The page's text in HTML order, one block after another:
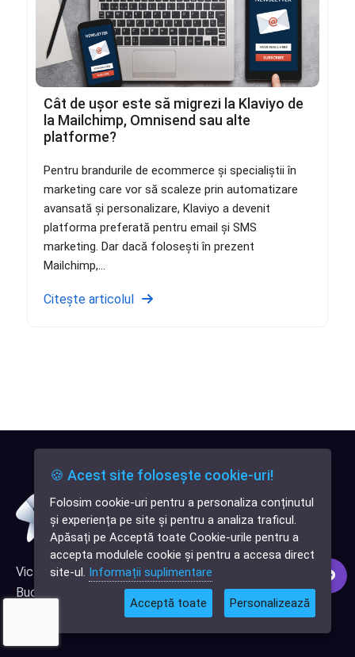
✕
Cauți o aplicație
software?
Cât de ușor este să migrezi la Klaviyo de
la Mailchimp, Omnisend sau alte
platforme?
Pentru brandurile de ecommerce și specialiștii în
marketing care vor să scaleze prin automatizare
avansată și personalizare, Klaviyo a devenit
platforma preferată pentru email și SMS
marketing. Dar dacă folosești în prezent
Mailchimp,...
Citește articolul
Victor Poloni 28, Sector 5
București, Romania
marketing@softlead.ro
🍪 Acest site folosește cookie-uri!
Folosim cookie-uri pentru a personaliza conținutul
și experiența pe site și pentru a analiza traficul.
Apăsați pe Acceptă toate Cookie-urile pentru a
accepta modulele cookie și pentru a accesa direct
site-ul. Informații suplimentare
Acceptă toate Personalizează